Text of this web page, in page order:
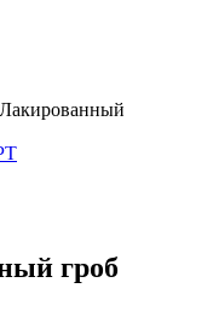
гроб